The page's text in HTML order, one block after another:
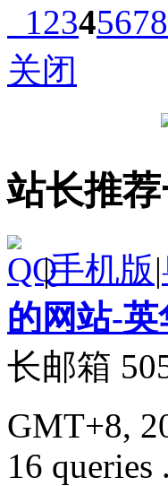
12345678
关闭
站长推荐
|手机版|
的网站-
长邮箱
GMT+8,
16 queries .